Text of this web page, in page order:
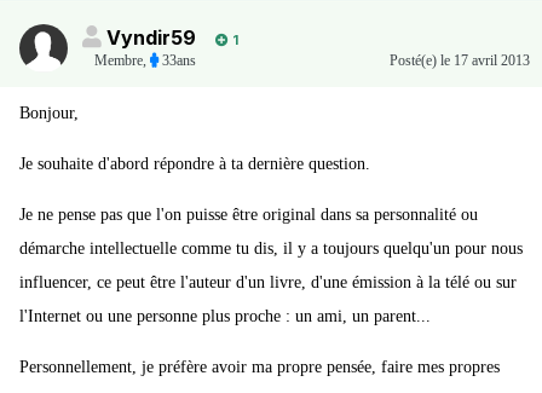
Vyndir59
1
Membre
33ans Posté(e) le 17 avril 2013
Bonjour,
Je souhaite d'abord répondre à ta dernière question.
Je ne pense pas que l'on puisse être original dans sa personnalité ou
démarche intellectuelle comme tu dis, il y a toujours quelqu'un pour nous
influencer, ce peut être l'auteur d'un livre, d'une émission à la télé ou sur
l'Internet ou une personne plus proche : un ami, un parent...
Personnellement, je préfère avoir ma propre pensée, faire mes propres